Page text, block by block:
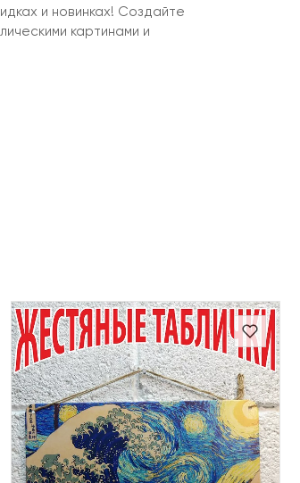
и новинках! Создайте
картинами и